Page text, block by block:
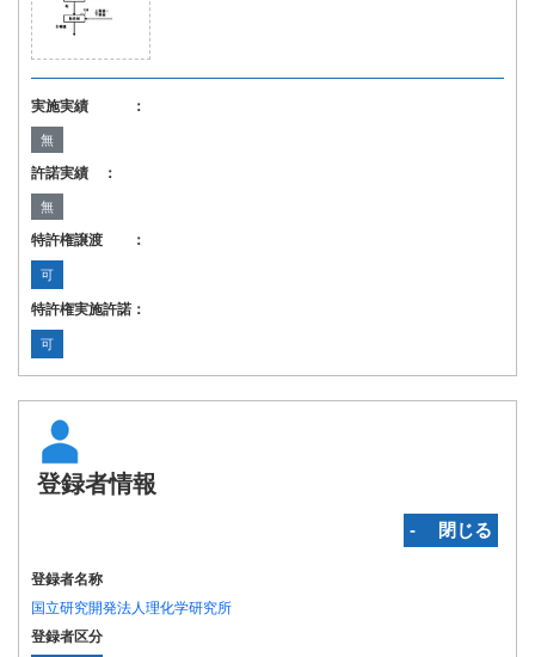
実施実績 ：
無
許諾実績 ：
無
特許権譲渡 ：
可
特許権実施許諾：
可
登録者情報
‐ 閉じる
登録者名称
国立研究開発法人理化学研究所
登録者区分